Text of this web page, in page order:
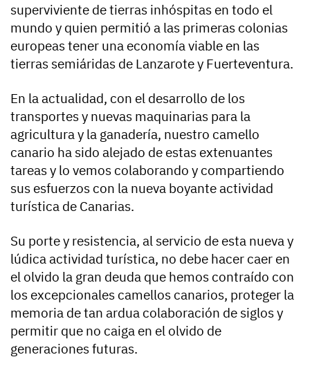
superviviente de tierras inhóspitas en todo el
mundo y quien permitió a las primeras colonias
europeas tener una economía viable en las
tierras semiáridas de Lanzarote y Fuerteventura.
En la actualidad, con el desarrollo de los
transportes y nuevas maquinarias para la
agricultura y la ganadería, nuestro camello
canario ha sido alejado de estas extenuantes
tareas y lo vemos colaborando y compartiendo
sus esfuerzos con la nueva boyante actividad
turística de Canarias.
Su porte y resistencia, al servicio de esta nueva y
lúdica actividad turística, no debe hacer caer en
el olvido la gran deuda que hemos contraído con
los excepcionales camellos canarios, proteger la
memoria de tan ardua colaboración de siglos y
permitir que no caiga en el olvido de
generaciones futuras.